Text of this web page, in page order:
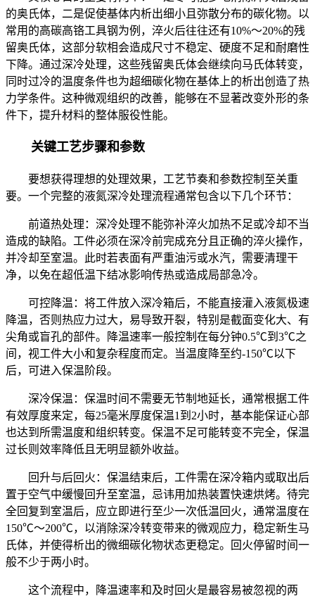
的奥氏体，二是促使基体内析出细小且弥散分布的碳化物。以
常用的高碳高铬工具钢为例，淬火后往往还有10%～20%的残
留奥氏体，这部分软相会造成尺寸不稳定、硬度不足和耐磨性
下降。通过深冷处理，这些残留奥氏体会继续向马氏体转变，
同时过冷的温度条件也为超细碳化物在基体上的析出创造了热
力学条件。这种微观组织的改善，能够在不显著改变外形的条
件下，提升材料的整体服役性能。
关键工艺步骤和参数
要想获得理想的处理效果，工艺节奏和参数控制至关重
要。一个完整的液氮深冷处理流程通常包含以下几个环节：
前道热处理：深冷处理不能弥补淬火加热不足或冷却不当
造成的缺陷。工件必须在深冷前完成充分且正确的淬火操作，
并冷却至室温。此时若表面有严重油污或水汽，需要清理干
净，以免在超低温下结冰影响传热或造成局部急冷。
可控降温：将工件放入深冷箱后，不能直接灌入液氮极速
降温，否则热应力过大，易导致开裂，特别是截面变化大、有
尖角或盲孔的部件。降温速率一般控制在每分钟0.5℃到3℃之
间，视工件大小和复杂程度而定。当温度降至约-150℃以下
后，可进入保温阶段。
深冷保温：保温时间不需要无节制地延长，通常根据工件
有效厚度来定，每25毫米厚度保温1到2小时，基本能保证心部
也达到所需温度和组织转变。保温不足可能转变不完全，保温
过长则效率降低且无明显额外收益。
回升与后回火：保温结束后，工件需在深冷箱内或取出后
置于空气中缓慢回升至室温，忌讳用加热装置快速烘烤。待完
全回复到室温后，应立即进行至少一次低温回火，通常温度在
150℃～200℃，以消除深冷转变带来的微观应力，稳定新生马
氏体，并使得析出的微细碳化物状态更稳定。回火停留时间一
般不少于两小时。
这个流程中，降温速率和及时回火是最容易被忽视的两